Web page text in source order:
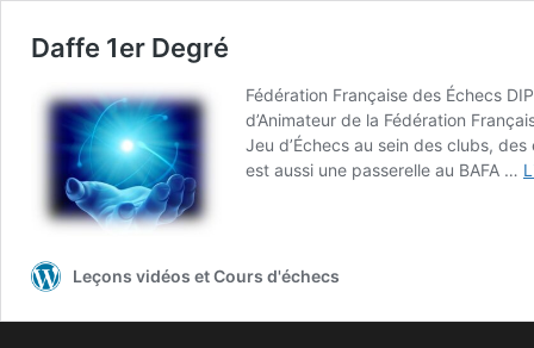
Daffe 1er Degré
Fédération Française des Échecs
d’Animateur de la Fédération
Jeu d’Échecs au sein des clubs,
est aussi une passerelle au BAFA …
Leçons vidéos et Cours d'échecs